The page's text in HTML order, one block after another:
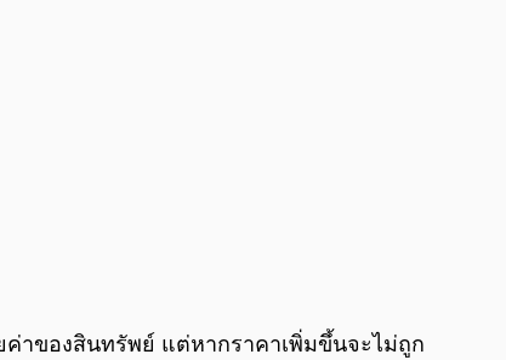
าของสินทรัพย์ แต่หากราคาเพิ่มขึ้นจะไม่ถูก